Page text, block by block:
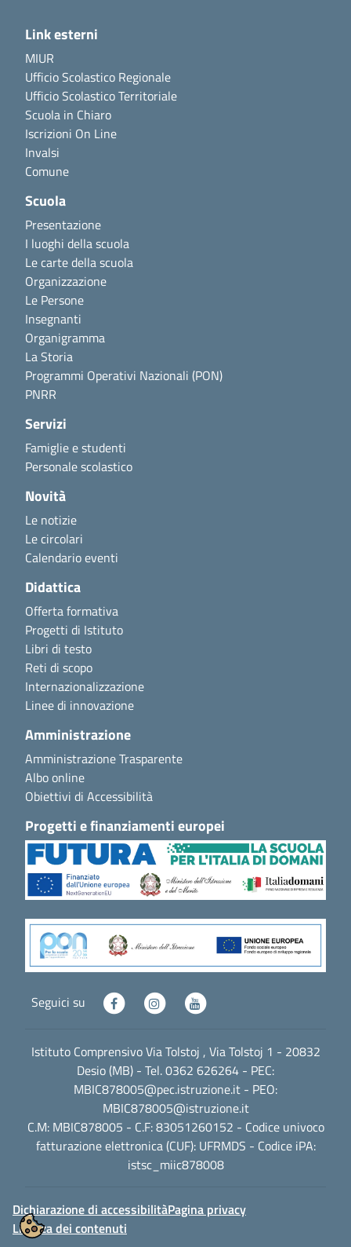
Link esterni
MIUR
Ufficio Scolastico Regionale
Ufficio Scolastico Territoriale
Scuola in Chiaro
Iscrizioni On Line
Invalsi
Comune
Scuola
Presentazione
I luoghi della scuola
Le carte della scuola
Organizzazione
Le Persone
Insegnanti
Organigramma
La Storia
Programmi Operativi Nazionali (PON)
PNRR
Servizi
Famiglie e studenti
Personale scolastico
Novità
Le notizie
Le circolari
Calendario eventi
Didattica
Offerta formativa
Progetti di Istituto
Libri di testo
Reti di scopo
Internazionalizzazione
Linee di innovazione
Amministrazione
Amministrazione Trasparente
Albo online
Obiettivi di Accessibilità
Progetti e finanziamenti europei
Seguici su
Istituto Comprensivo Via Tolstoj , Via Tolstoj 1 - 20832
Desio (MB) - Tel. 0362 626264 - PEC:
MBIC878005@pec.istruzione.it - PEO:
MBIC878005@istruzione.it
C.M: MBIC878005 - C.F: 83051260152 - Codice univoco
fatturazione elettronica (CUF): UFRMDS - Codice iPA:
istsc_miic878008
Dichiarazione di accessibilitàPagina privacy
Licenza dei contenuti